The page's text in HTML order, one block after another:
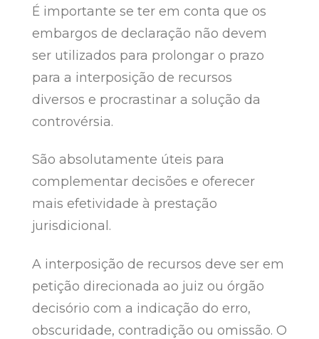
É importante se ter em conta que os
embargos de declaração não devem
ser utilizados para prolongar o prazo
para a interposição de recursos
diversos e procrastinar a solução da
controvérsia.
São absolutamente úteis para
complementar decisões e oferecer
mais efetividade à prestação
jurisdicional.
A interposição de recursos deve ser em
petição direcionada ao juiz ou órgão
decisório com a indicação do erro,
obscuridade, contradição ou omissão. O